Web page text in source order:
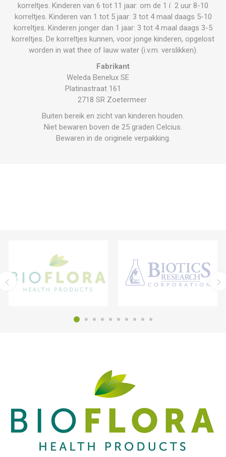
korreltjes. Kinderen van 6 tot 11 jaar: om de 1 í 2 uur 8-10
korreltjes. Kinderen van 1 tot 5 jaar: 3 tot 4 maal daags 5-10
korreltjes. Kinderen jonger dan 1 jaar: 3 tot 4 maal daags 3-5
korreltjes. De korreltjes kunnen, voor jonge kinderen, opgelost
worden in wat thee of lauw water (i.v.m. verslikken).
Fabrikant
Weleda Benelux SE
Platinastraat 161
2718 SR Zoetermeer
Buiten bereik en zicht van kinderen houden.
Niet bewaren boven de 25 graden Celcius.
Bewaren in de originele verpakking.